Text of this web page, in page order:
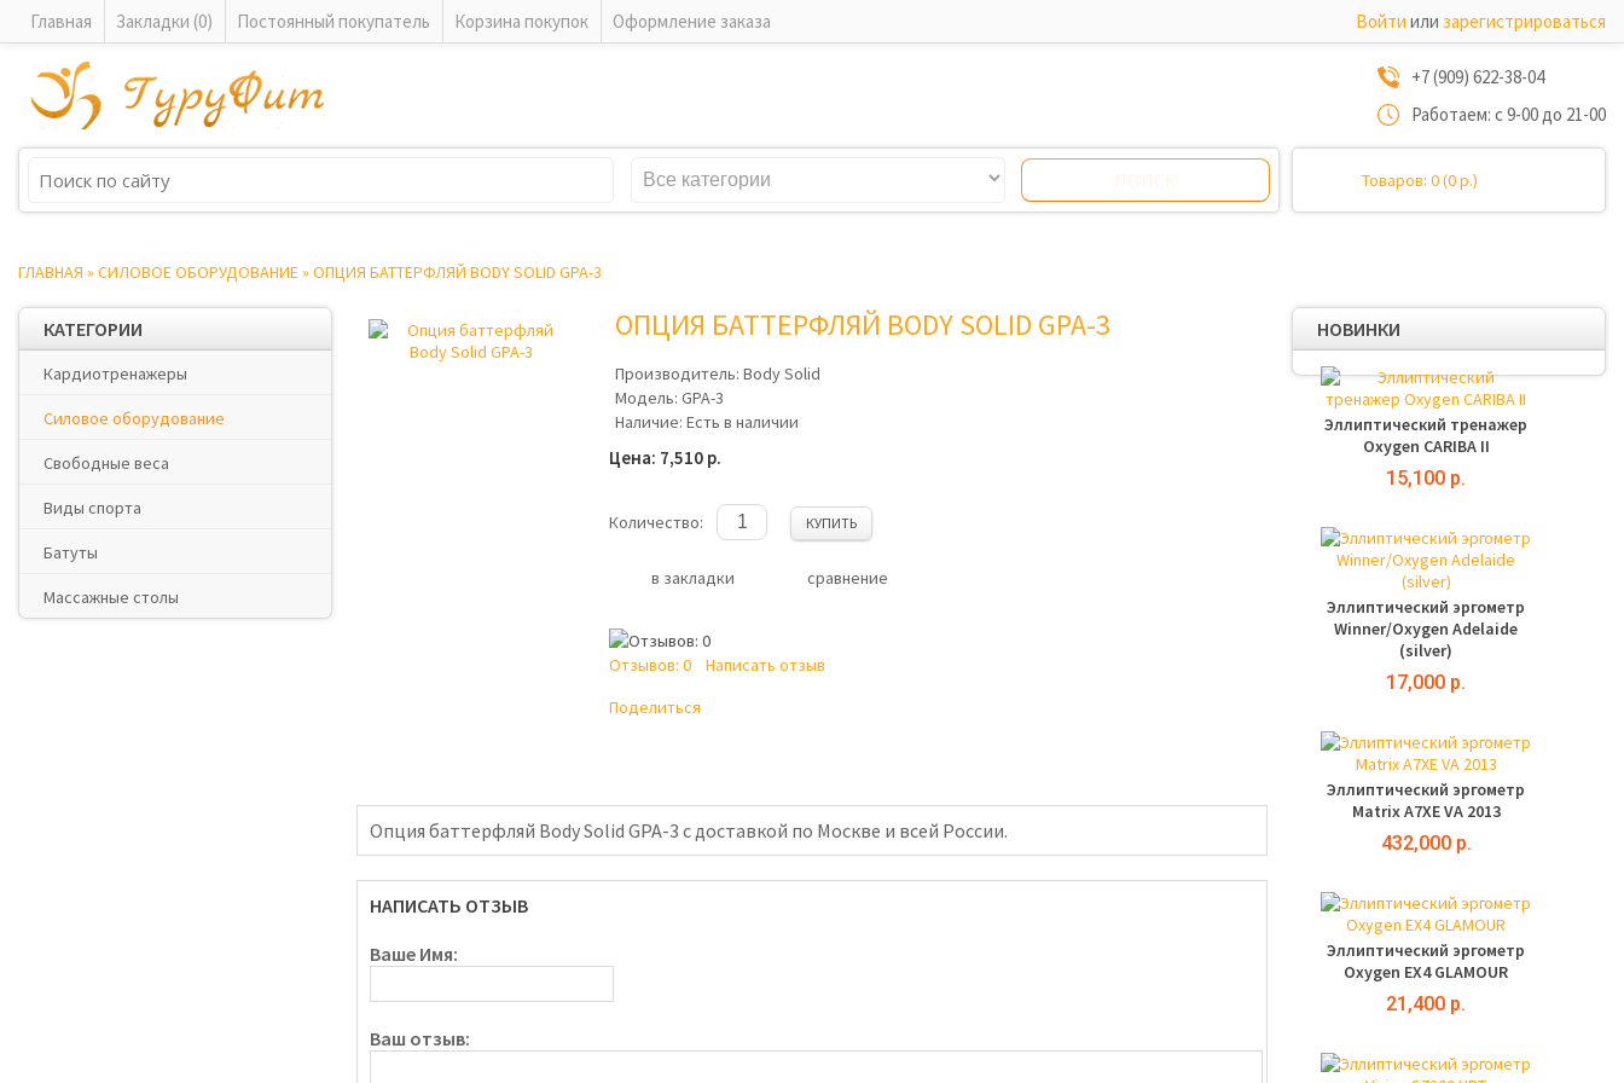
Главная Закладки (0) Постоянный покупатель Корзина покупок Оформление заказа Войти или зарегистрироваться
+7 (909) 622-38-04
Работаем: с 9-00 до 21-00
Товаров: 0 (0 р.)
ГЛАВНАЯ » СИЛОВОЕ ОБОРУДОВАНИЕ» ОПЦИЯ БАТТЕРФЛЯЙ BODY SOLID GPA-3
КАТЕГОРИИ
Кардиотренажеры
Силовое оборудование
Свободные веса
Виды спорта
Батуты
Массажные столы
НОВИНКИ
Эллиптический тренажер
Oxygen CARIBA II
15,100 р.
Эллиптический эргометр
Winner/Oxygen Adelaide
(silver)
17,000 р.
Эллиптический эргометр
Matrix A7XE VA 2013
432,000 р.
Эллиптический эргометр
Oxygen EX4 GLAMOUR
21,400 р.
ОПЦИЯ БАТТЕРФЛЯЙ BODY SOLID GPA-3
Производитель: Body Solid
Модель: GPA-3
Наличие: Есть в наличии
Цена: 7,510 р.
Количество: КУПИТЬ
в закладки сравнение
Отзывов: 0
Написать отзыв
Поделиться
Опция баттерфляй Body Solid GPA-3 с доставкой по Москве и всей России.
НАПИСАТЬ ОТЗЫВ
Ваше Имя:
Ваш отзыв: